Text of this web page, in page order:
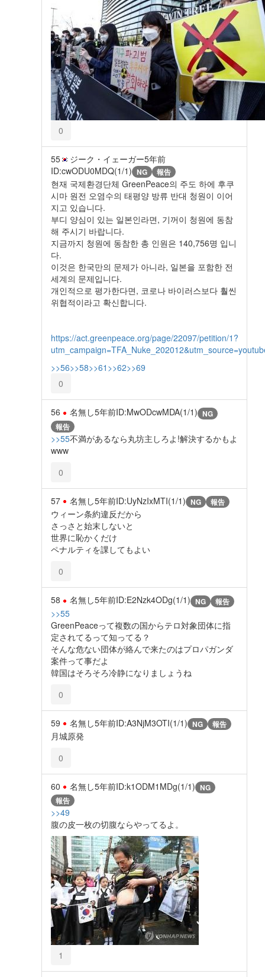
0
55 ジーク・イェーガー5年前
ID:cwODU0MDQ(1/1) NG 報告
현재 국제환경단체 GreenPeace의 주도 하에 후쿠
시마 원전 오염수의 태평양 방류 반대 청원이 이어
지고 있습니다.
부디 양심이 있는 일본인라면, 기꺼이 청원에 동참
해 주시기 바랍니다.
지금까지 청원에 동참한 총 인원은 140,756명 입니
다.
이것은 한국만의 문제가 아니라, 일본을 포함한 전
세계의 문제입니다.
개인적으로 평가한다면, 코로나 바이러스보다 훨씬
위협적이라고 확신합니다.
https://act.greenpeace.org/page/22097/petition/1?
>>56>>58>>61 >>62>>69
0
56 名無し5年前ID:MwODcwMDA(1/1) NG
報告
>>55不満があるなら丸坊主しろよ!解決するかもよ
www
0
57 名無し5年前ID:UyNzIxMTI(1/1) NG 報告
ウィーン条約違反だから
さっさと始末しないと
世界に恥かくだけ
ペナルティを課してもよい
0
58 名無し5年前ID:E2Nzk4ODg(1/1) NG 報告
>>55
GreenPeaceって複数の国からテロ対象団体に指
定されてるって知ってる？
そんな危ない団体が絡んで来たのはプロパガンダ
案件って事だよ
韓国はそろそろ冷静になりましょうね
0
59 名無し5年前ID:A3NjM3OTI(1/1) NG 報告
月城原発
0
60 名無し5年前ID:k1ODM1MDg(1/1) NG
報告
>>49
腹の皮一枚の切腹ならやってるよ。
1